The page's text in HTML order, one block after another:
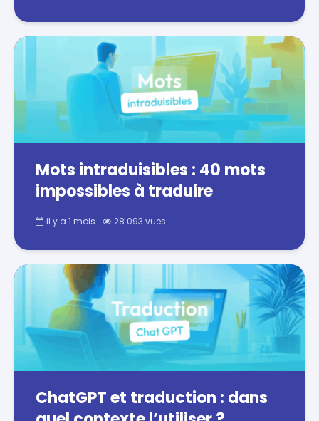
Mots intraduisibles : 40 mots
impossibles à traduire
il y a 1 mois 28 093 vues
ChatGPT et traduction : dans